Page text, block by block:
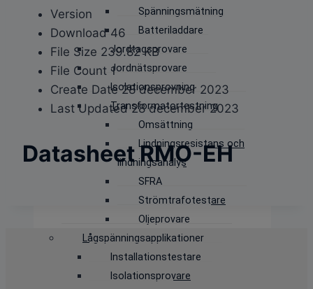
Spänningsmätning
Batteriladdare
Jordtagsprovare
Jordnätsprovare
Isolationsprovning
Transformatortestning
Omsättning
Lindningsresistans och
lindningsanalys
SFRA
Strömtrafotestare
Oljeprovare
Lågspänningsapplikationer
Installationstestare
Isolationsprovare
Version
Download46
File Size 239.82 KB
File Count 1
Create Date28 december 2023
Last Updated28 december 2023
Datasheet RMO-EH